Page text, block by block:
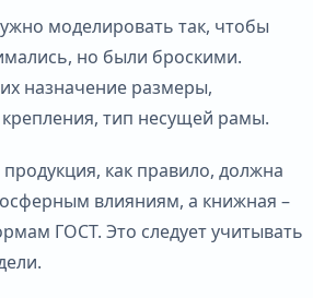
моделировать так, чтобы
но были броскими.
назначение размеры,
тип несущей рамы.
как правило, должна
влияниям, а книжная –
ГОСТ. Это следует учитывать